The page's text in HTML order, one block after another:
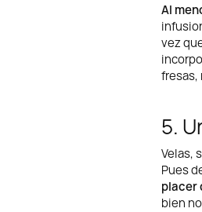
Al
vez
fresas,
5.
Velas,
Pues
placer
bien